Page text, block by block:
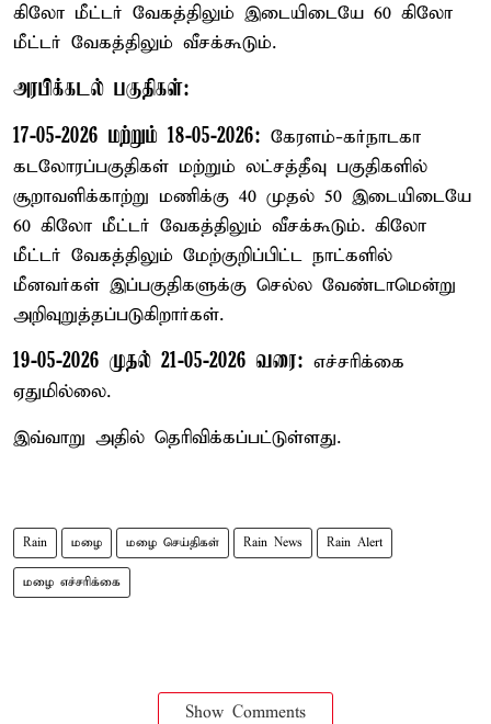
கிலோ மீட்டர் வேகத்திலும் இடையிடையே 60 கிலோ
மீட்டர் வேகத்திலும் வீசக்கூடும்.
அரபிக்கடல் பகுதிகள்:
17-05-2026 மற்றும் 18-05-2026: கேரளம்-கர்நாடகா
கடலோரப்பகுதிகள் மற்றும் லட்சத்தீவு பகுதிகளில்
சூறாவளிக்காற்று மணிக்கு 40 முதல் 50 இடையிடையே
60 கிலோ மீட்டர் வேகத்திலும் வீசக்கூடும். கிலோ
மீட்டர் வேகத்திலும் மேற்குறிப்பிட்ட நாட்களில்
மீனவர்கள் இப்பகுதிகளுக்கு செல்ல வேண்டாமென்று
அறிவுறுத்தப்படுகிறார்கள்.
19-05-2026 முதல் 21-05-2026 வரை: எச்சரிக்கை
ஏதுமில்லை.
இவ்வாறு அதில் தெரிவிக்கப்பட்டுள்ளது.
Rain மழை மழை செய்திகள் Rain News Rain Alert
மழை எச்சரிக்கை
Show Comments